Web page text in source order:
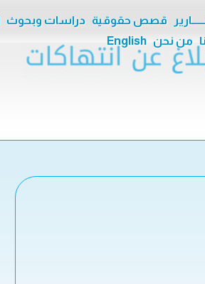
قصص حقوقية دراسات وبحوث
من نحن English